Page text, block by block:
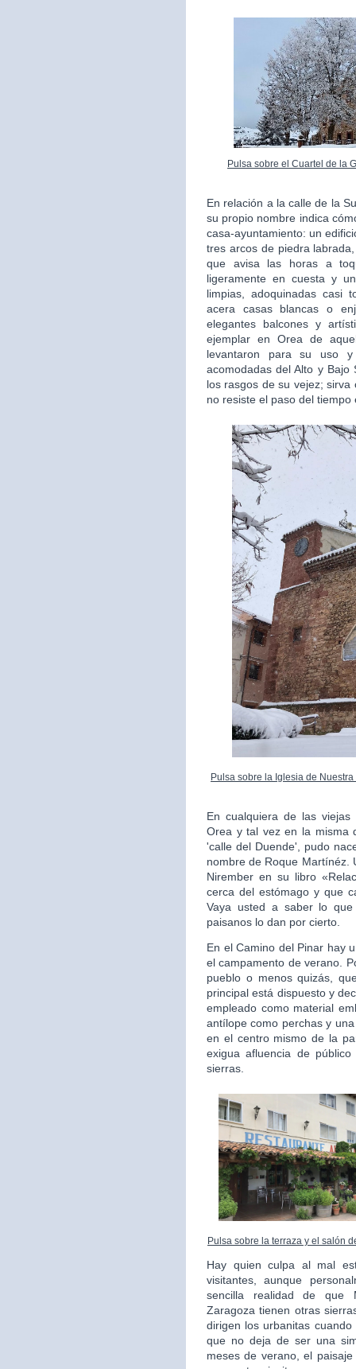
Pulsa sobre el Cuartel de la
En relación a la calle de la
su propio nombre indica
casa-ayuntamiento: un
tres arcos de piedra
que avisa las horas a
ligeramente en cuesta y
limpias, adoquinadas casi
acera casas blancas o
elegantes balcones y
ejemplar en Orea de
levantaron para su uso
acomodadas del Alto y Bajo
los rasgos de su vejez;
no resiste el paso del
Pulsa sobre la Iglesia de
En cualquiera de las
Orea y tal vez en la misma
'calle del Duende', pudo
nombre de Roque Martínéz.
Nirember en su libro
cerca del estómago y que
Vaya usted a saber lo
paisanos lo dan por cierto.
En el Camino del Pinar hay
el campamento de verano.
pueblo o menos quizás,
principal está dispuesto y
empleado como material
antílope como perchas y
en el centro mismo de la
exigua afluencia de
sierras.
Pulsa sobre la terraza y el salón
Hay quien culpa al mal
visitantes, aunque
sencilla realidad de que
Zaragoza tienen otras
dirigen los urbanitas
que no deja de ser una
meses de verano, el